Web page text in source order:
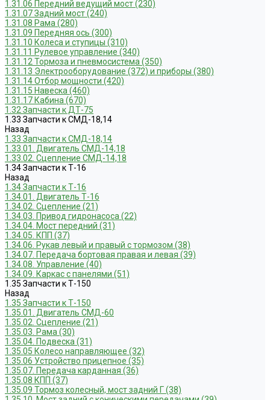
1.31.06 Передний ведущий мост (230)
1.31.07 Задний мост (240)
1.31.08 Рама (280)
1.31.09 Передняя ось (300)
1.31.10 Колеса и ступицы (310)
1.31.11 Рулевое управление (340)
1.31.12 Тормоза и пневмосистема (350)
1.31.13 Электрооборудование (372) и приборы (380)
1.31.14 Отбор мощности (420)
1.31.15 Навеска (460)
1.31.17 Кабина (670)
1.32 Запчасти к ДТ-75
1.33 Запчасти к СМД-18,14
Назад
1.33 Запчасти к СМД-18,14
1.33.01. Двигатель СМД-14,18
1.33.02. Сцепление СМД-14,18
1.34 Запчасти к Т-16
Назад
1.34 Запчасти к Т-16
1.34.01. Двигатель Т-16
1.34.02. Сцепление (21)
1.34.03. Привод гидронасоса (22)
1.34.04. Мост передний (31)
1.34.05. КПП (37)
1.34.06. Рукав левый и правый с тормозом (38)
1.34.07. Передача бортовая правая и левая (39)
1.34.08. Управление (40)
1.34.09. Каркас с панелями (51)
1.35 Запчасти к Т-150
Назад
1.35 Запчасти к Т-150
1.35.01. Двигатель СМД-60
1.35.02. Сцепление (21)
1.35.03. Рама (30)
1.35.04. Подвеска (31)
1.35.05 Колесо направляющее (32)
1.35.06 Устройство прицепное (35)
1.35.07. Передача карданная (36)
1.35.08 КПП (37)
1.35.09 Тормоз колесный, мост задний Г (38)